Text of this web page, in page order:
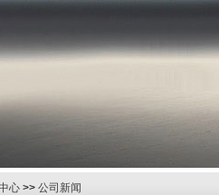
心 >> 公司新闻